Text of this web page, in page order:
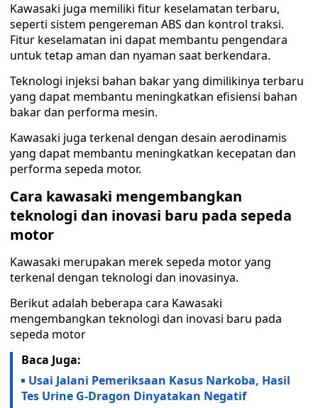
Kawasaki juga memiliki fitur keselamatan terbaru,
seperti sistem pengereman ABS dan kontrol traksi.
Fitur keselamatan ini dapat membantu pengendara
untuk tetap aman dan nyaman saat berkendara.
Teknologi injeksi bahan bakar yang dimilikinya terbaru
yang dapat membantu meningkatkan efisiensi bahan
bakar dan performa mesin.
Kawasaki juga terkenal dengan desain aerodinamis
yang dapat membantu meningkatkan kecepatan dan
performa sepeda motor.
Cara kawasaki mengembangkan
teknologi dan inovasi baru pada sepeda
motor
Kawasaki merupakan merek sepeda motor yang
terkenal dengan teknologi dan inovasinya.
Berikut adalah beberapa cara Kawasaki
mengembangkan teknologi dan inovasi baru pada
sepeda motor
Baca Juga:
Usai Jalani Pemeriksaan Kasus Narkoba, Hasil
Tes Urine G-Dragon Dinyatakan Negatif